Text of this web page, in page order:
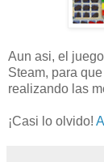
Aun asi, el
Steam, para
realizando las
¡Casi lo olvido!